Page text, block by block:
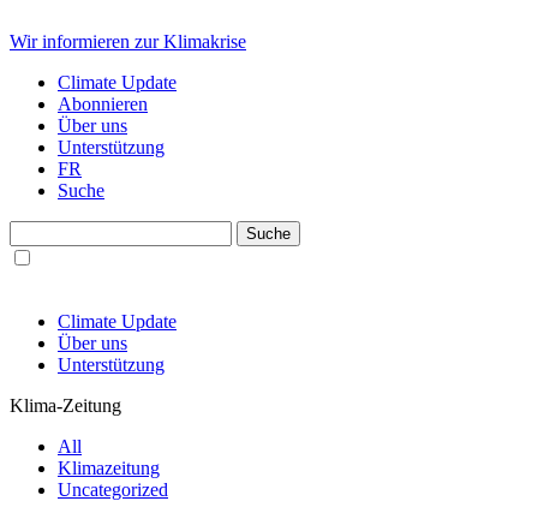
Wir informieren zur Klimakrise
Climate Update
Abonnieren
Über uns
Unterstützung
FR
Suche
Climate Update
Über uns
Unterstützung
Klima-Zeitung
All
Klimazeitung
Uncategorized